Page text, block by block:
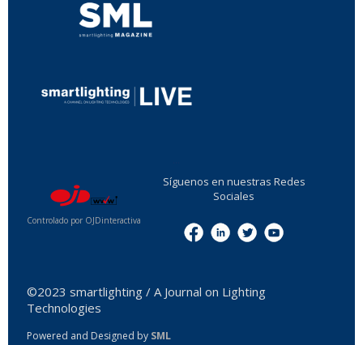
Controlado por OJDinteractiva
Síguenos en nuestras Redes
Sociales
©2023 smartlighting / A Journal on Lighting
Technologies
Powered and Designed by SML